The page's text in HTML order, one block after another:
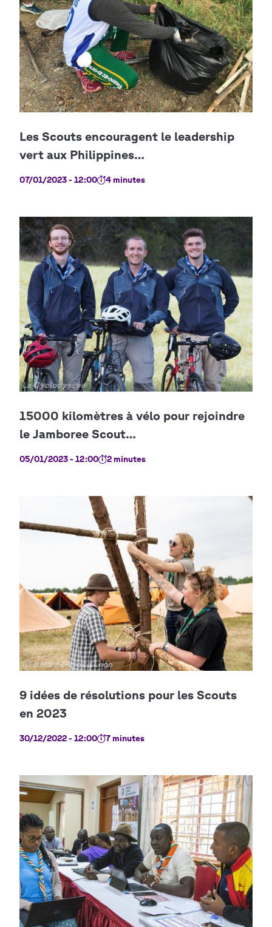
07/01/2023 - 12:00 4 minutes
Copyright
La Cyclodyssée
05/01/2023 - 12:00 2 minutes
Copyright
© BMS / Enrique Leon
30/12/2022 - 12:00 7 minutes